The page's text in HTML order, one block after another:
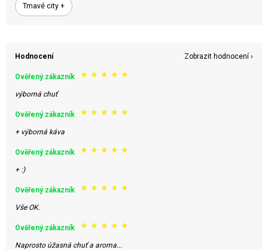
Tmavé city +
Hodnocení Zobrazit hodnocení ›
Ověřený zákazník ★ ★ ★ ★ ★
výborná chuť
Ověřený zákazník ★ ★ ★ ★ ★
+ výborná káva
Ověřený zákazník ★ ★ ★ ★ ★
+ :)
Ověřený zákazník ★ ★ ★ ★ ★
Vše OK.
Ověřený zákazník ★ ★ ★ ★ ★
Naprosto úžasná chuť a aroma...